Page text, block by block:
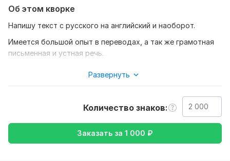
Об этом кворке
Напишу текст с русского на английский и наоборот.
Имеется большой опыт в переводах, а так же грамотная
письменная и устная речь.
Чтобы выполнить ваш заказ, мне потребуется от вас
текст ( желательно в формате документа ), а так же
желаемый перевод ( с русского на английский или
Развернуть
Количество знаков
Заказать за 1 000 ₽